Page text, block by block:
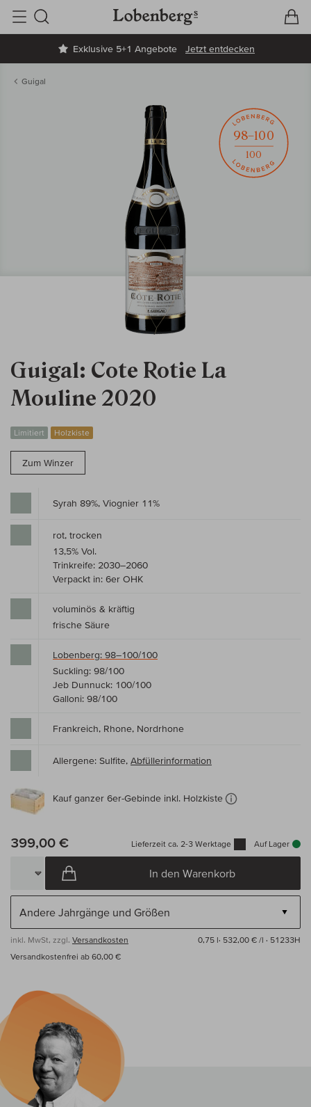
Exklusive 5+1 Angebote Jetzt entdecken
Suche
Guigal
Guigal: Cote Rotie La
Mouline 2020
Limitiert Holzkiste
Zum Winzer
98–100
100
Syrah 89%, Viognier 11%
rot, trocken
13,5% Vol.
Trinkreife: 2030–2060
Verpackt in: 6er OHK
voluminös & kräftig
frische Säure
Lobenberg: 98–100/100
Suckling: 98/100
Jeb Dunnuck: 100/100
Galloni: 98/100
Frankreich, Rhone, Nordrhone
Allergene: Sulfite, Abfüllerinformation
Kauf ganzer 6er-Gebinde inkl. Holzkiste
399,00 € Lieferzeit ca. 2-3 Werktage Auf Lager
In den Warenkorb
inkl. MwSt, zzgl. Versandkosten 0,75 l· 532,00 € /l · 51233H
Versandkostenfrei ab 60,00 €